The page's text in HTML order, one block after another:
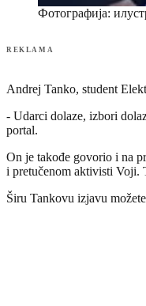
Фотографија:
REKLAMA
Andrej Tanko, student
- Udarci dolaze, izbori
portal.
On je takođe govorio i na
i pretučenom aktivisti Voji.
Širu Tankovu izjavu